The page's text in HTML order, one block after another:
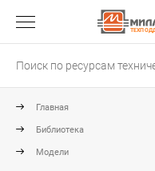
Главная
Библиотека
Модели